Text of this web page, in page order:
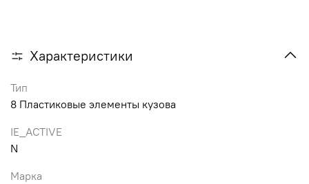
Характеристики
Тип
8 Пластиковые элементы кузова
IE_ACTIVE
N
Марка